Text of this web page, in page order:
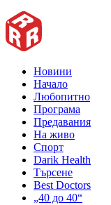
Новини
Начало
Любопитно
Програма
Предавания
На живо
Спорт
Darik Health
Търсене
Best Doctors
„40 до 40“